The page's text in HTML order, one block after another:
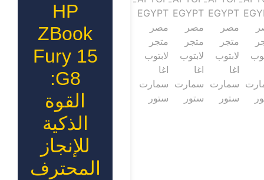
HP
ZBook
Fury 15
G8:
القوة
الذكية
للإنجاز
المحترف